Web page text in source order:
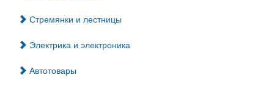
Стремянки и лестницы
Электрика и электроника
Автотовары